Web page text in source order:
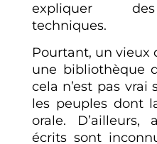
expliquer
techniques.
Pourtant, un vieux
une bibliothèque
cela n’est pas
les peuples dont
orale. D’ailleurs,
écrits sont